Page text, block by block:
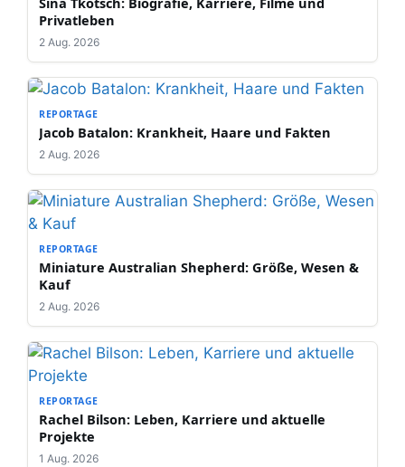
Privatleben
2 Aug. 2026
REPORTAGE
Jacob Batalon: Krankheit, Haare und Fakten
2 Aug. 2026
REPORTAGE
Miniature Australian Shepherd: Größe, Wesen &
Kauf
2 Aug. 2026
REPORTAGE
Rachel Bilson: Leben, Karriere und aktuelle
Projekte
1 Aug. 2026